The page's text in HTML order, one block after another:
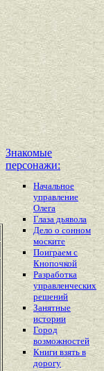
Знакомые
персонажи:
Начальное
управление
Олега
Глаза дьявола
Дело о сонном
моските
Поиграем с
Кнопочкой
Разработка
управленческих
решений
Занятные
истории
Город
возможностей
Книги взять в
дорогу